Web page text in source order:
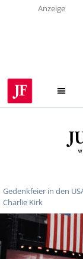
Anzeige
Gedenkfeier in den
Charlie Kirk